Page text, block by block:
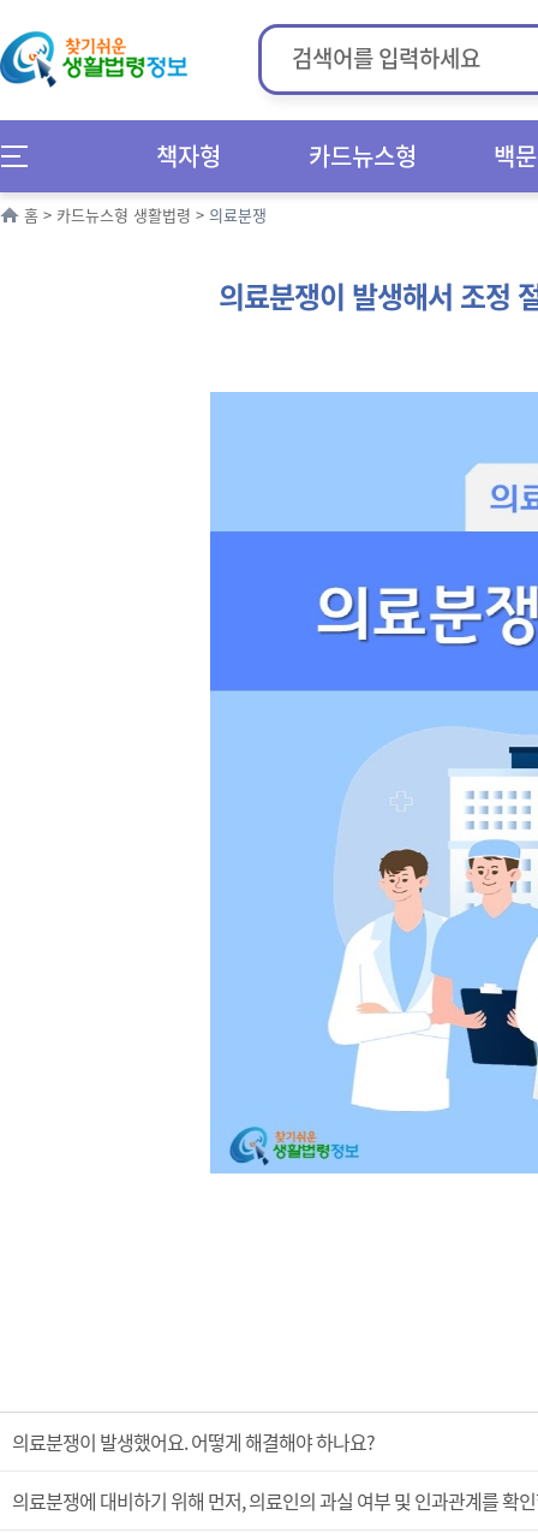
책자형 카드뉴스형 백
홈 > 카드뉴스형 생활법령 > 의료분쟁
의료분쟁이 발생해서 조정
의료분쟁이 발생했어요. 어떻게 해결해야 하나요?
의료분쟁에 대비하기 위해 먼저, 의료인의 과실 여부 및 인과관계를 확